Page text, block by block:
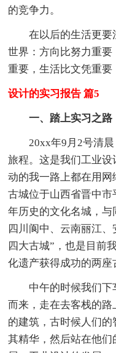
的竞争力。
在以后的生活更
世界：方向比努力重
重要，生活比文凭重要
设计的实习报告 篇5
一、踏上实习之路
20xx年9月2号清
旅程。这是我们工业
动的我一路上都在用
古城位于山西省晋中市
年历史的文化名城，
四川阆中、云南丽江
四大古城”，也是目前
化遗产获得成功的两座
中午的时候我们
而来，走在去客栈的
的建筑，古时候人们
其精华，然后站在他